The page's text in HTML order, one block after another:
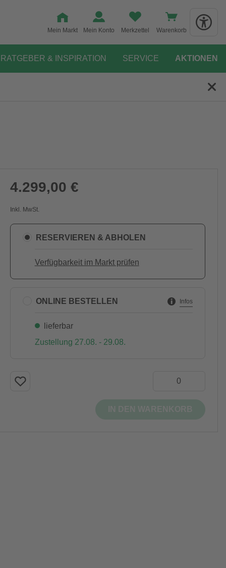
Mein Markt Mein Konto Merkzettel Warenkorb
RATGEBER & INSPIRATION SERVICE AKTIONEN
4.299,00 €
Inkl. MwSt.
RESERVIEREN & ABHOLEN
Verfügbarkeit im Markt prüfen
ONLINE BESTELLEN Infos
lieferbar
Zustellung 27.08. - 29.08.